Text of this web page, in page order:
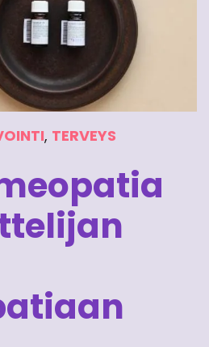
, TERVEYS